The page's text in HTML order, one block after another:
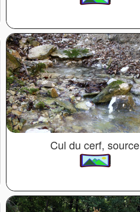
Cul du cerf, source